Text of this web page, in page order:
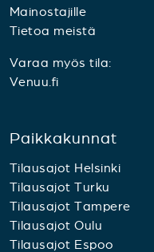
Mainostajille
Tietoa meistä
Varaa myös tila:
Venuu.fi
Paikkakunnat
Tilausajot Helsinki
Tilausajot Turku
Tilausajot Tampere
Tilausajot Oulu
Tilausajot Espoo